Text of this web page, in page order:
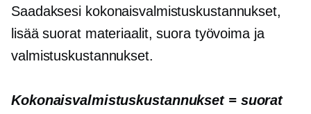
Saadaksesi kokonaisvalmistuskustannukset,
lisää suorat materiaalit, suora työvoima ja
valmistuskustannukset.
Kokonaisvalmistuskustannukset = suorat